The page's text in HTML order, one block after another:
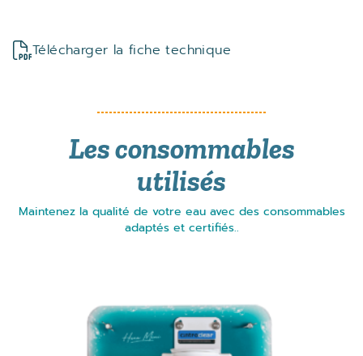
Télécharger la fiche technique
Les consommables
utilisés
Maintenez la qualité de votre eau avec des consommables
adaptés et certifiés..